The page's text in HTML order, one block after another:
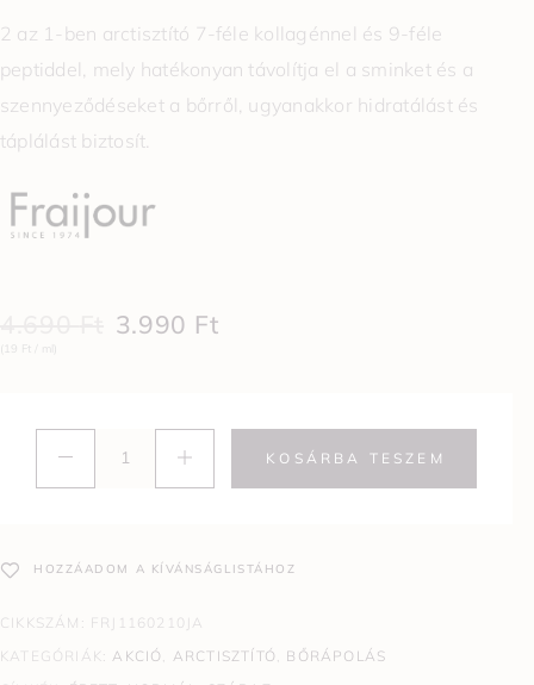
2 az 1-ben arctisztító 7-féle kollagénnel és 9-féle
peptiddel, mely hatékonyan távolítja el a sminket és a
szennyeződéseket a bőrről, ugyanakkor hidratálást és
táplálást biztosít.
3.990 Ft
(19 Ft / ml)
KOSÁRBA TESZEM
HOZZÁADOM A KÍVÁNSÁGLISTÁHOZ
CIKKSZÁM: FRJ1160210JA
KATEGÓRIÁK:AKCIÓ , ARCTISZTÍTÓ , BŐRÁPOLÁS